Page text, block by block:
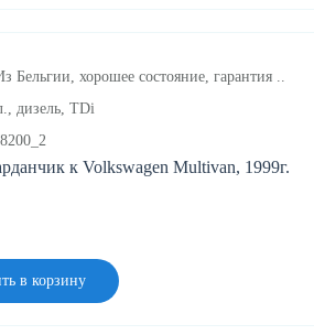
к Volkswagen Multivan, 1999г.
Бельгии, хорошее состояние, гарантия ..
дизель, TDi
в корзину